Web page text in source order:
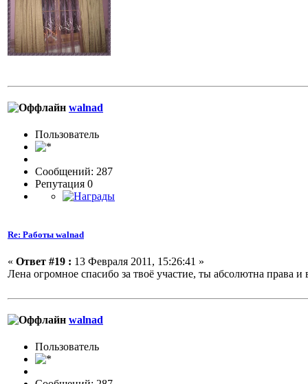
walnad
Пользовaтeль
Сообщений: 287
Репутация 0
Re: Работы walnad
« Ответ #19 : 13 Февраля 2011, 15:26:41 »
Лена огромное спасибо за твоё участие, ты абсолютна права
walnad
Пользовaтeль